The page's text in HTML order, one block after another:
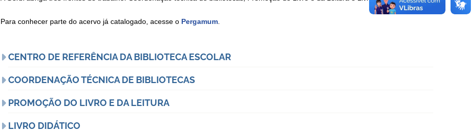
Para conhecer parte do acervo já catalogado, acesse o Pergamum.
CENTRO DE REFERÊNCIA DA BIBLIOTECA ESCOLAR
COORDENAÇÃO TÉCNICA DE BIBLIOTECAS
PROMOÇÃO DO LIVRO E DA LEITURA
LIVRO DIDÁTICO